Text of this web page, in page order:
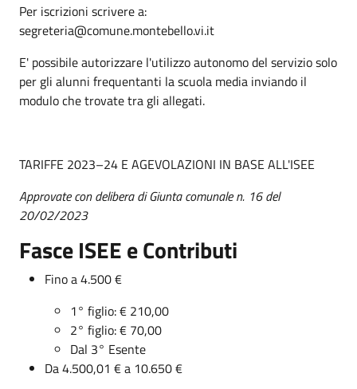
Per iscrizioni scrivere a:
segreteria@comune.montebello.vi.it
E' possibile autorizzare l'utilizzo autonomo del servizio solo
per gli alunni frequentanti la scuola media inviando il
modulo che trovate tra gli allegati.
TARIFFE 2023–24 E AGEVOLAZIONI IN BASE ALL'ISEE
Approvate con delibera di Giunta comunale n. 16 del
20/02/2023
Fasce ISEE e Contributi
Fino a 4.500 €
1° figlio: € 210,00
2° figlio: € 70,00
Dal 3° Esente
Da 4.500,01 € a 10.650 €